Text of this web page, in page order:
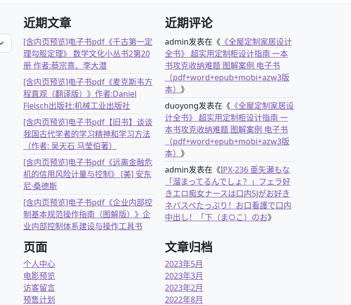
近期文章
[含内页预览]电子书pdf《千古第一定
理勾股定理》 数学文化小丛书2第20
册 作者:蔡宗熹、李大潜
[含内页预览]电子书pdf《麦克斯韦方
程直观（翻译版）》作者:Daniel
Fleisch出版社:机械工业出版社
[含内页预览]电子书pdf【旧书】谈谈
我国古代学者的学习精神和学习方法
（作者: 吴天石 马莹伯著）
[含内页预览]电子书pdf《远离金融危
机的信用风险计量与控制》 [美] 安东
尼·桑德斯
[含内页预览]电子书pdf《企业内部控
制基本规范操作指南（图解版）》企
业内部控制体系建设与操作工具书
近期评论
admin发表在《 《全屋定制家居设计
全书》 超实用定制柜设计指南 一本
书攻克收纳难题 图解案例 电子书
（pdf+word+epub+mobi+azw3版
本） 》
duoyong发表在《 《全屋定制家居设
计全书》 超实用定制柜设计指南 一
本书攻克收纳难题 图解案例 电子书
（pdf+word+epub+mobi+azw3版
本） 》
admin发表在《IPX-236 亜矢瀬もな
「溜まってるんでしょ？」フェラ好
きエロ痴女ナースは口内SJがお好き
ネバスペたっぷり！お口看護で口内
中出し！「下（ま○こ）のお》
页面
个人中心
电影预览
访客留言
预售计划
文章归档
2023年5月
2023年3月
2023年2月
2022年8月